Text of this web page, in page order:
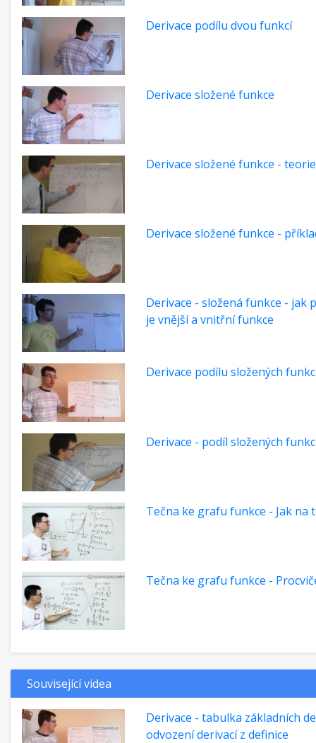
Derivace podílu dvou funkcí
Derivace složené funkce
Derivace složené funkce - teorie
Derivace složené funkce -
Derivace - složená funkce - jak
je vnější a vnitřní funkce
Derivace podílu složených
Derivace - podíl složených
Tečna ke grafu funkce - Jak na
Tečna ke grafu funkce -
Související videa
Derivace - tabulka základních
odvození derivací z definice